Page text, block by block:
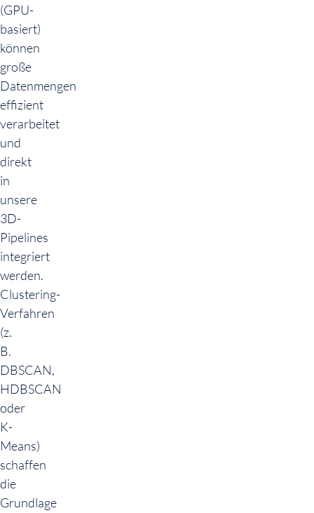
(GPU-
basiert)
können
große
Datenmengen
effizient
verarbeitet
und
direkt
in
unsere
3D-
Pipelines
integriert
werden.
Clustering-
Verfahren
(z.
B.
DBSCAN,
HDBSCAN
oder
K-
Means)
schaffen
die
Grundlage